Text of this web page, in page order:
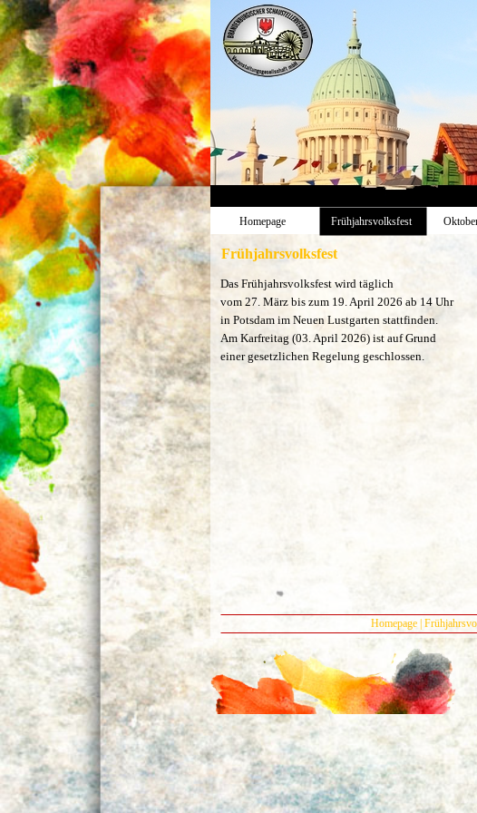
Homepage Frühjahrsvolksfest
Frühjahrsvolksfest
Das Frühjahrsvolksfest wird täglich
vom 27. März bis zum 19. April 2026 ab 14 Uhr
in Potsdam im Neuen Lustgarten stattfinden.
Am Karfreitag (03. April 2026) ist auf Grund
einer gesetzlichen Regelung geschlossen.
Homepage